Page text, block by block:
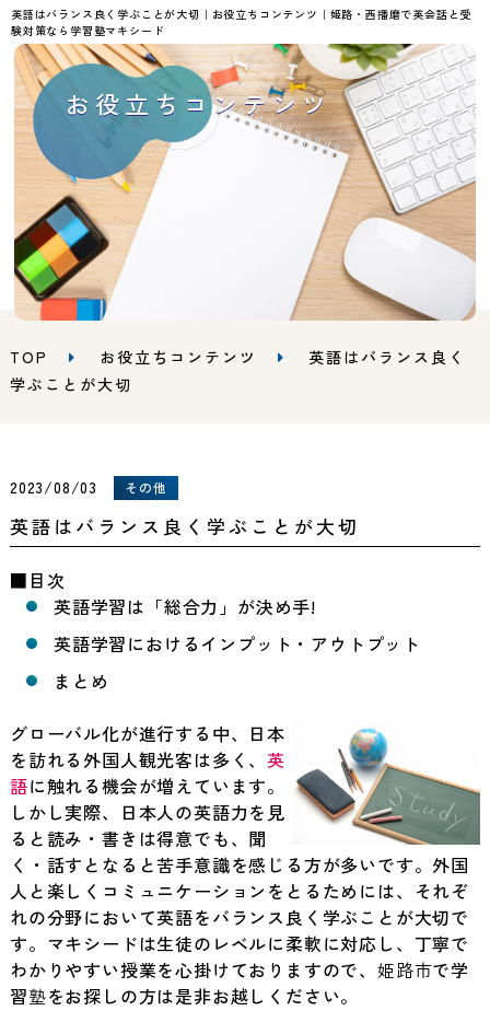
英語はバランス良く学ぶことが大切｜お役立ちコンテンツ｜姫路・西播磨で英会話と受
験対策なら学習塾マキシード
お役立ちコンテンツ
TOP お役立ちコンテンツ
英語はバランス良く
学ぶことが大切
2023/08/03 その他
英語はバランス良く学ぶことが大切
■目次
英語学習は「総合力」が決め手!
英語学習におけるインプット・アウトプット
まとめ
グローバル化が進行する中、日本
を訪れる外国人観光客は多く、英
語に触れる機会が増えています。
しかし実際、日本人の英語力を見
ると読み・書きは得意でも、聞
く・話すとなると苦手意識を感じる方が多いです。外国
人と楽しくコミュニケーションをとるためには、それぞ
れの分野において英語をバランス良く学ぶことが大切で
す。マキシードは生徒のレベルに柔軟に対応し、丁寧で
わかりやすい授業を心掛けておりますので、 姫路市で学
習塾をお探しの方は是非お越しください。